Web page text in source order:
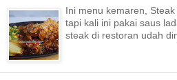
Ini menu kemaren, Steak
tapi kali ini pakai saus
steak di restoran udah